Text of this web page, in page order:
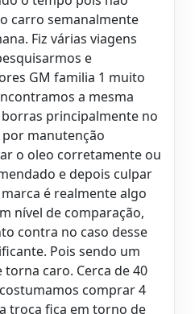
carro semanalmente
Fiz várias viagens
e
GM familia 1 muito
a mesma
principalmente no
manutenção
o oleo corretamente ou
e depois culpar
é realmente algo
nível de comparação,
contra no caso desse
Pois sendo um
torna caro. Cerca de 40
comprar 4
troca fica em torno de